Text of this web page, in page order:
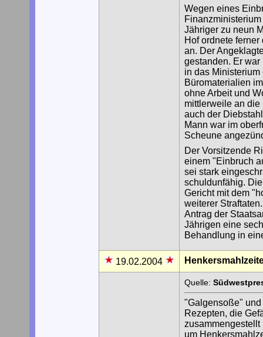
Wegen eines
Jähriger zu neun
Hof ordnete
an. Der
gestanden. Er
in das
Büromaterialien
ohne Arbeit und
mittlerweile an die
auch der
Mann war im
Scheune
Der Vorsitzende
einem "Einbruch
sei stark
schuldunfähig.
Gericht mit dem
weiterer
Antrag der
Jährigen eine
Behandlung in
19.02.2004
Quelle:
"Galgensoße"
Rezepten, die
um